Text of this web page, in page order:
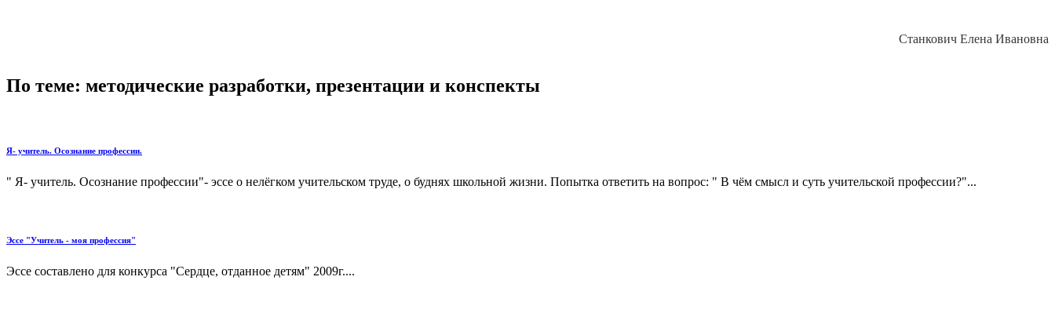
Станкович Елена Ивановна
По теме: методические разработки, презентации и конспекты
Я- учитель. Осознание профессии.
" Я- учитель. Осознание профессии"- эссе о нелёгком учительском труде, о буднях школьной жизни. Попытка ответить на вопрос: " В чём смысл и суть учительской профессии?"...
Эссе "Учитель - моя профессия"
Эссе составлено для конкурса "Сердце, отданное детям" 2009г....